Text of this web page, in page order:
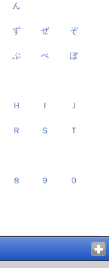
ん
ず ぜ ぞ
ぶ べ ぼ
Ｈ Ｉ Ｊ
Ｒ Ｓ Ｔ
８ ９ ０